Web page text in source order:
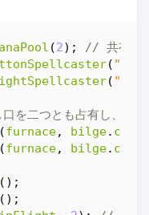
(2);
(
(
(furnace, bilge. cast
(furnace, bilge. cast
();
();